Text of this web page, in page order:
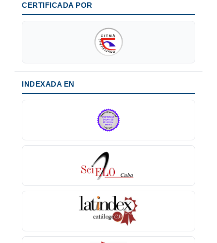
CERTIFICADA POR
INDEXADA EN